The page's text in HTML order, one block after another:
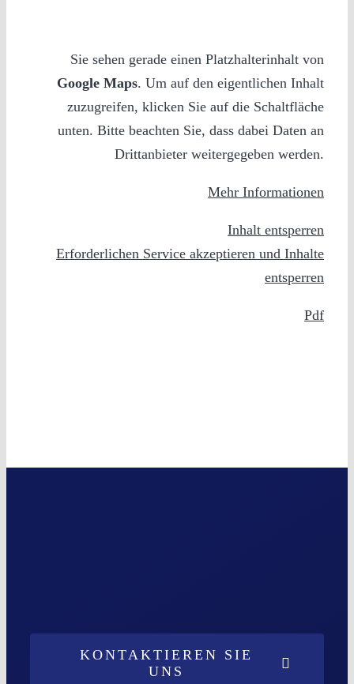
Sie sehen gerade einen Platzhalterinhalt von
Google Maps. Um auf den eigentlichen Inhalt
zuzugreifen, klicken Sie auf die Schaltfläche
unten. Bitte beachten Sie, dass dabei Daten an
Drittanbieter weitergegeben werden.
Mehr Informationen
Inhalt entsperren
Erforderlichen Service akzeptieren und Inhalte
entsperren
Pdf
KONTAKTIEREN SIE
UNS